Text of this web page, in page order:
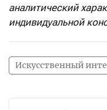
аналитический
индивидуальной
Искусственный